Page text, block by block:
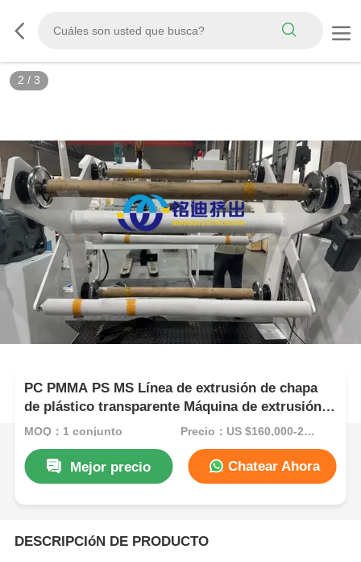
3 / 3
PC PMMA PS MS Línea de extrusión de chapa
de plástico transparente Máquina de extrusión
de chapa de ahorro de energía
MOQ：1 conjunto Precio：US $160,000-200,000/Set (Reference FOB Price)
Mejor precio Chatear Ahora
DESCRIPCIóN DE PRODUCTO